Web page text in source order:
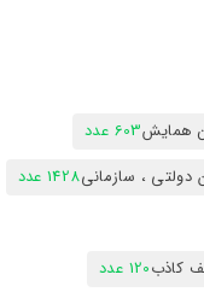
همایش603 عدد
دولتی ، سازمانی1428 عدد
کاذب120 عدد